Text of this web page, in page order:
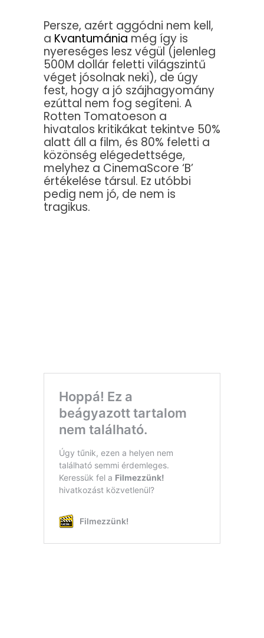
Persze, azért aggódni nem kell,
a Kvantumánia még így is
nyereséges lesz végül (jelenleg
500M dollár feletti világszintű
véget jósolnak neki), de úgy
fest, hogy a jó szájhagyomány
ezúttal nem fog segíteni. A
Rotten Tomatoeson a
hivatalos kritikákat tekintve 50%
alatt áll a film, és 80% feletti a
közönség elégedettsége,
melyhez a CinemaScore ‘B’
értékelése társul. Ez utóbbi
pedig nem jó, de nem is
tragikus.